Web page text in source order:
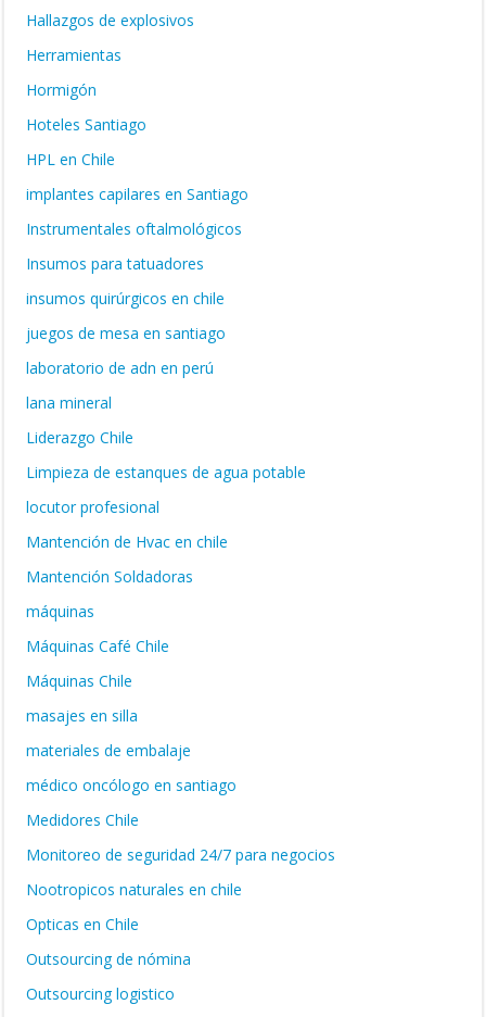
Hallazgos de explosivos
Herramientas
Hormigón
Hoteles Santiago
HPL en Chile
implantes capilares en Santiago
Instrumentales oftalmológicos
Insumos para tatuadores
insumos quirúrgicos en chile
juegos de mesa en santiago
laboratorio de adn en perú
lana mineral
Liderazgo Chile
Limpieza de estanques de agua potable
locutor profesional
Mantención de Hvac en chile
Mantención Soldadoras
máquinas
Máquinas Café Chile
Máquinas Chile
masajes en silla
materiales de embalaje
médico oncólogo en santiago
Medidores Chile
Monitoreo de seguridad 24/7 para negocios
Nootropicos naturales en chile
Opticas en Chile
Outsourcing de nómina
Outsourcing logistico